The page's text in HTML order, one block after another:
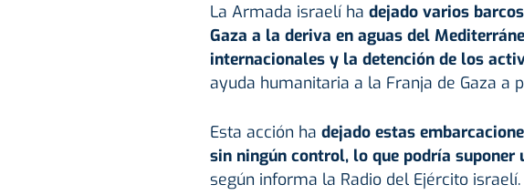
La Armada israelí ha dejado varios
Gaza a la deriva en aguas del
internacionales y la detención de los
ayuda humanitaria a la Franja de Gaza a
Esta acción ha dejado estas
sin ningún control, lo que podría suponer
según informa la Radio del Ejército israelí.